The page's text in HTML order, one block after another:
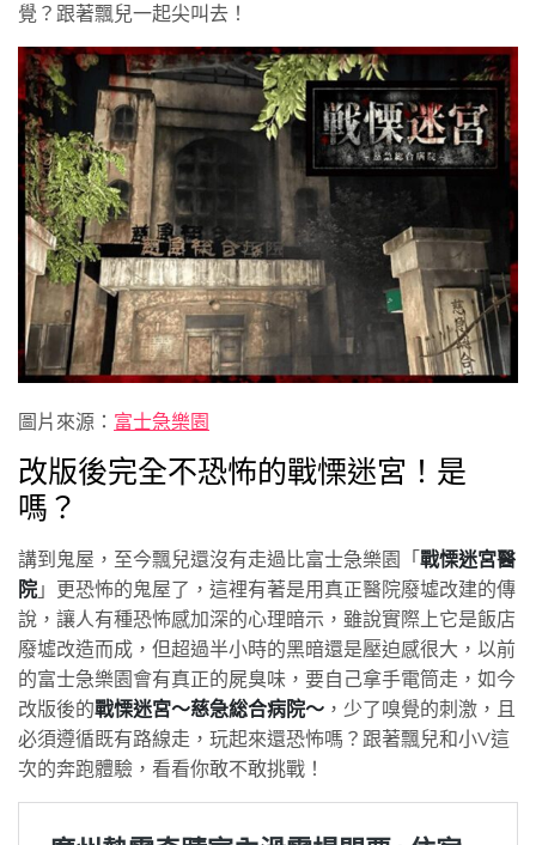
覺？跟著飄兒一起尖叫去！
圖片來源： 富士急樂園
改版後完全不恐怖的戰慄迷宮！是
嗎？
講到鬼屋，至今飄兒還沒有走過比富士急樂園「戰慄迷宮醫
院」更恐怖的鬼屋了，這裡有著是用真正醫院廢墟改建的傳
說，讓人有種恐怖感加深的心理暗示，雖說實際上它是飯店
廢墟改造而成，但超過半小時的黑暗還是壓迫感很大，以前
的富士急樂園會有真正的屍臭味，要自己拿手電筒走，如今
改版後的戰慄迷宮～慈急総合病院～ ，少了嗅覺的刺激，且
必須遵循既有路線走，玩起來還恐怖嗎？跟著飄兒和小V這
次的奔跑體驗，看看你敢不敢挑戰！